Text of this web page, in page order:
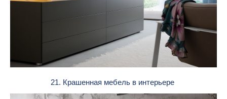
21. Крашенная мебель в интерьере